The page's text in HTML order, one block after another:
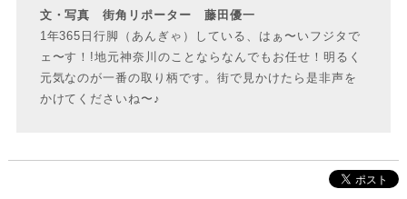
文・写真 街角リポーター 藤田優一
1年365日行脚（あんぎゃ）している、はぁ〜いフジタで
ェ〜す！!地元神奈川のことならなんでもお任せ！明るく
元気なのが一番の取り柄です。街で見かけたら是非声を
かけてくださいね〜♪